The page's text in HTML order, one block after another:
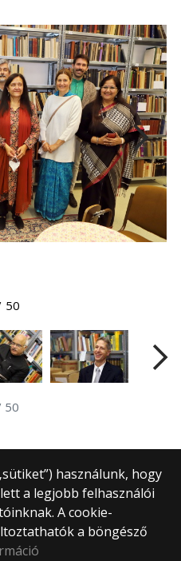
50
50
használunk, hogy
a legjobb felhasználói
A cookie-
a böngésző
Tudományegyetem
fenntartva.
tér 1–3.
+36 1 411 6500